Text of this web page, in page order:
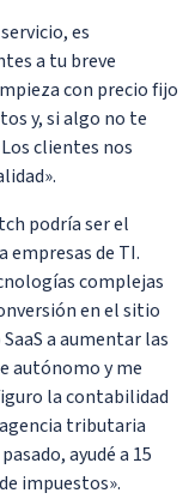
es
a tu breve
con precio fijo
y, si algo no te
clientes nos
podría ser el
empresas de TI.
complejas
en el sitio
a aumentar las
autónomo y me
la contabilidad
tributaria
ayudé a 15
impuestos».